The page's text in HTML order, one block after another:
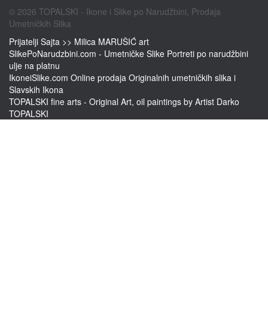
© 2026 TOPALSKI - Ikone i Slike po Narudžbini, Prodaja
Umetničkih Slika
Prijatelji Sajta >> Milica MARUŠIĆ art
SlikePoNarudzbini.com - Umetničke Slike Portreti po narudžbini
ulje na platnu
IkoneiSlike.com Online prodaja Originalnih umetničkih slika i
Slavskih Ikona
TOPALSKI fine arts - Original Art, oil paintings by Artist Darko
TOPALSKI